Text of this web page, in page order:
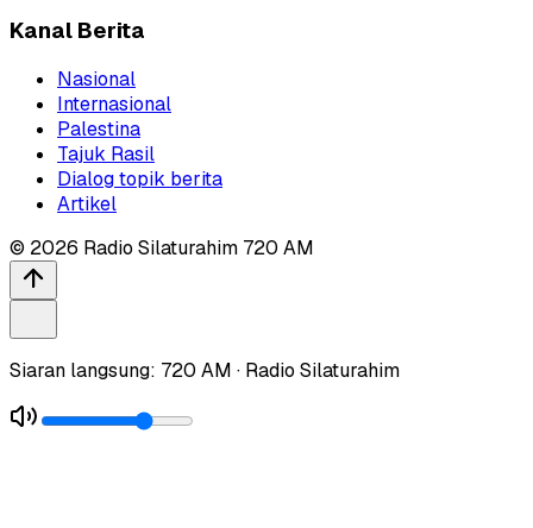
Kanal Berita
Nasional
Internasional
Palestina
Tajuk Rasil
Dialog topik berita
Artikel
© 2026 Radio Silaturahim 720 AM
Siaran langsung: 720 AM · Radio Silaturahim